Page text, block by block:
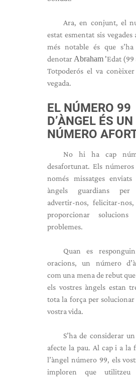
Ara, en conjunt, el
estat esmentat sis
més notable és que
denotar Abraham 'Edat (99
Totpoderós el va
vegada.
EL NÚMERO 99
D’ÀNGEL ÉS UN
NÚMERO
No hi ha cap
desafortunat. Els números
només missatges
àngels guardians per
advertir-nos, felicitar-
proporcionar solucions
problemes.
Quan es
oracions, un número
com una mena de rebut
els vostres àngels estan
tota la força per solucionar
vostra vida.
S’ha de considerar
afecte la pau. Al cap i a la
l’àngel número 99, els
imploren que utilitzeu